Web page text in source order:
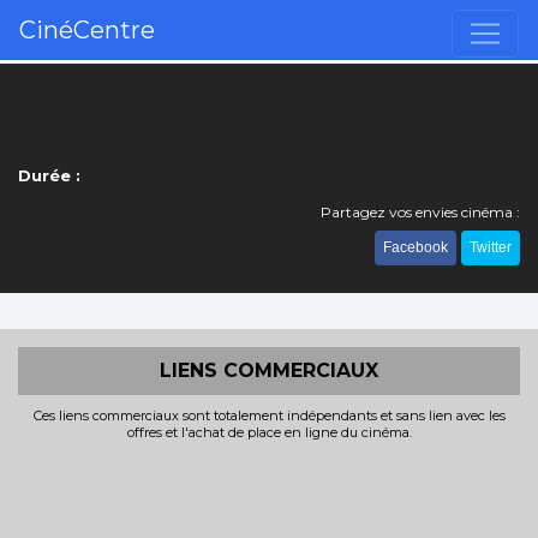
CinéCentre
Durée :
Partagez vos envies cinéma :
Facebook Twitter
LIENS COMMERCIAUX
Ces liens commerciaux sont totalement indépendants et sans lien avec les
offres et l'achat de place en ligne du cinéma.